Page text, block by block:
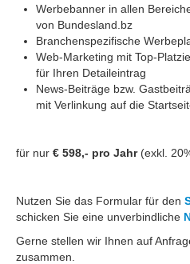
Werbebanner in allen
von Bundesland.bz
Branchenspezifische
Web-Marketing mit Top-
für Ihren Detaileintrag
News-Beiträge bzw.
mit Verlinkung auf die
für nur € 598,- pro Jahr(exkl.
Nutzen Sie das Formular für den
schicken Sie eine unverbindliche
Gerne stellen wir Ihnen auf
zusammen.